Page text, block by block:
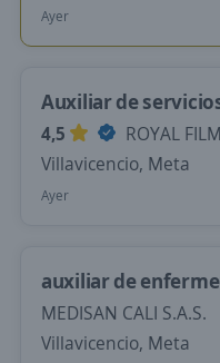
Ayer
Auxiliar de
4,5
ROYAL
Villavicencio, Meta
Ayer
auxiliar de
MEDISAN CALI S.A.S.
Villavicencio, Meta